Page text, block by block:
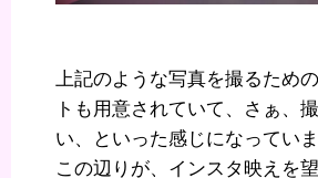
上記のような写真を撮るため
トも用意されていて、さぁ、
い、といった感じになっていま
この辺りが、インスタ映えを